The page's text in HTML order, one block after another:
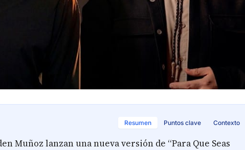
Resumen Puntos clave Contexto
Muñoz lanzan una nueva versión de “Para Que Seas